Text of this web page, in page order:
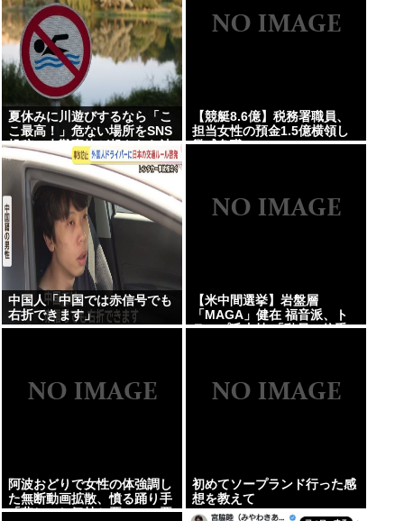
夏休みに川遊びするなら「こ
こ最高！」危ない場所をSNS
投稿、水難事故が起きたら法
的責任を問われる？ 福岡県八
女市の星野川
【競艇8.6億】税務署職員、
担当女性の預金1.5億横領し
懲戒免職
中国人「中国では赤信号でも
右折できます」
【米中間選挙】岩盤層
「MAGA」健在 福音派、ト
ランプ氏支持 「動員」偏重、
阿波おどりで女性の体強調し
た無断動画拡散、憤る踊り手
「悲しいし気持ち悪い」…悪
初めてソープランド行った感
想を教えて